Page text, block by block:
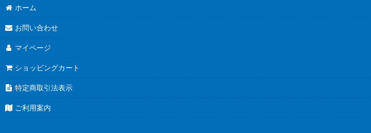
ホーム
お問い合わせ
マイページ
ショッピングカート
特定商取引法表示
ご利用案内